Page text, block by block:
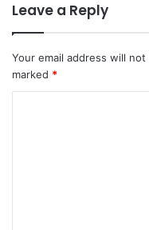
Leave a Reply
Your email address will
marked *